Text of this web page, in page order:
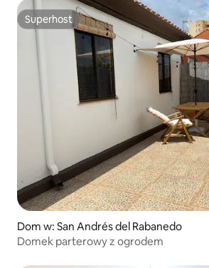
Superhost
Superhost
Dom w: San Andrés del Rabanedo
Domek parterowy z ogrodem